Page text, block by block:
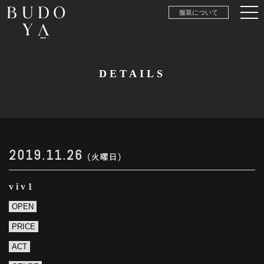
服装について
DETAILS
2019.11.26 (火曜日)
viv1
OPEN
PRICE
ACT